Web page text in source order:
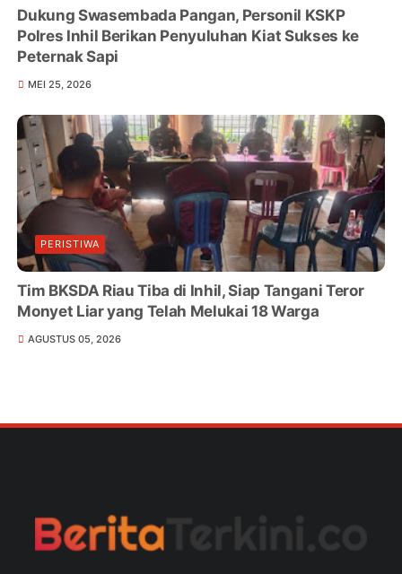
Dukung Swasembada Pangan, Personil KSKP
Polres Inhil Berikan Penyuluhan Kiat Sukses ke
Peternak Sapi
MEI 25, 2026
PERISTIWA
Tim BKSDA Riau Tiba di Inhil, Siap Tangani Teror
Monyet Liar yang Telah Melukai 18 Warga
AGUSTUS 05, 2026